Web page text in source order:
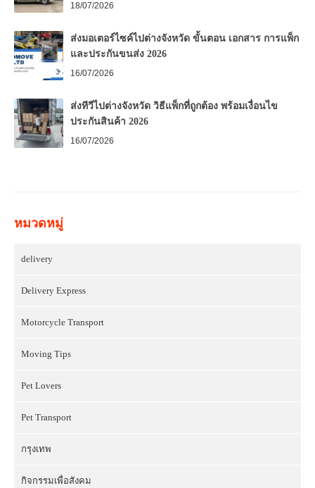
18/07/2026
ส่งมอเตอร์ไซค์ไปต่างจังหวัด ขั้นตอน เอกสาร การแพ็ก
และประกันขนส่ง 2026
16/07/2026
ส่งทีวีไปต่างจังหวัด วิธีแพ็กที่ถูกต้อง พร้อมเงื่อนไข
ประกันสินค้า 2026
16/07/2026
หมวดหมู่
delivery
Delivery Express
Motorcycle Transport
Moving Tips
Pet Lovers
Pet Transport
กรุงเทพ
กิจกรรมเพื่อสังคม